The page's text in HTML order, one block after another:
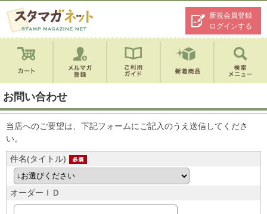
新規会員登録
ログインする
お問い合わせ
当店へのご要望は、下記フォームにご記入のうえ送信してくださ
い。
件名(タイトル)
オーダーＩＤ